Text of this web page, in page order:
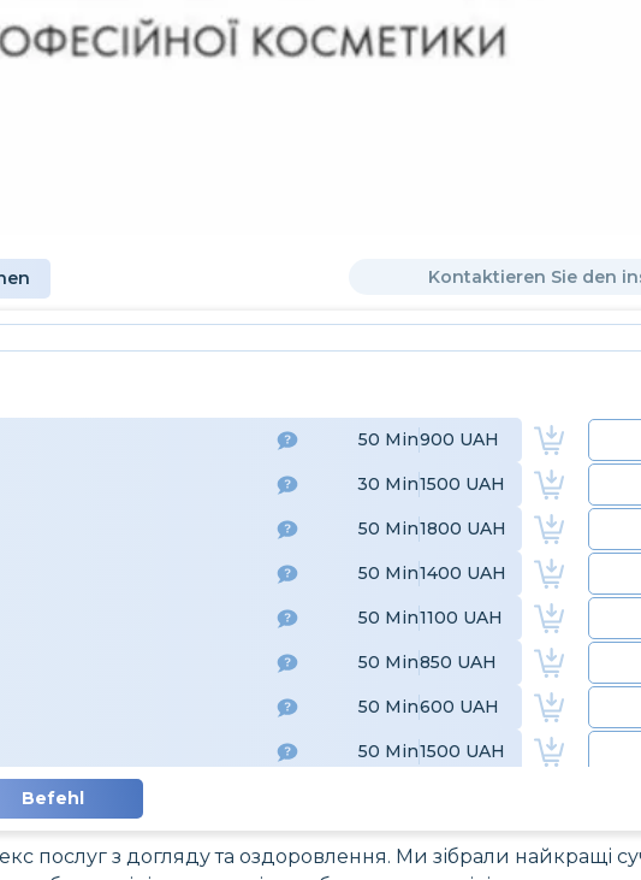
Kontaktieren Sie den
50 Min900 UAH
30 Min1500 UAH
50 Min1800 UAH
50 Min1400 UAH
50 Min1100 UAH
50 Min850 UAH
50 Min600 UAH
50 Min1500 UAH
Befehl
послуг з догляду та оздоровлення. Ми зібрали найкращі